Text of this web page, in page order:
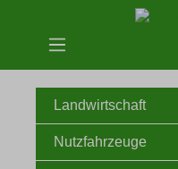
Zum Hauptinhalt springen
Landwirtschaft
Nutzfahrzeuge